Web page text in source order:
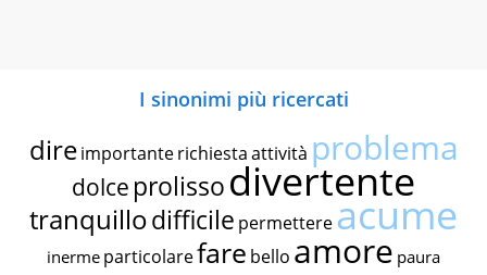
I sinonimi più ricercati
dire importante richiestaattività problema
dolce prolissodivertente
tranquillodifficile permettereacume
inerme particolarefare bello amore paura